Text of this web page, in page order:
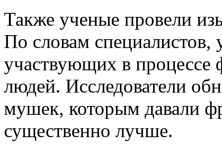
Также ученые провели
По словам
участвующих в процессе
людей. Исследователи
мушек, которым давали
существенно лучше.